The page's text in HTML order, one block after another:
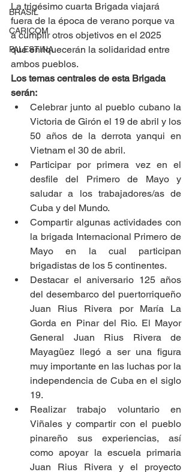
BRASIL
CARICOM
PALESTINA
La trigésimo cuarta Brigada viajará
fuera de la época de verano porque va
a cumplir otros objetivos en el 2025
que enriquecerán la solidaridad entre
ambos pueblos.
Los temas centrales de esta Brigada
serán:
Celebrar junto al pueblo cubano la
Victoria de Girón el 19 de abril y los
50 años de la derrota yanqui en
Vietnam el 30 de abril.
Participar por primera vez en el
desfile del Primero de Mayo y
saludar a los trabajadores/as de
Cuba y del Mundo.
Compartir algunas actividades con
la brigada Internacional Primero de
Mayo en la cual participan
brigadistas de los 5 continentes.
Destacar el aniversario 125 años
del desembarco del puertorriqueño
Juan Rius Rivera por María La
Gorda en Pinar del Rio. El Mayor
General Juan Rius Rivera de
Mayagüez llegó a ser una figura
muy importante en las luchas por la
independencia de Cuba en el siglo
19.
Realizar trabajo voluntario en
Viñales y compartir con el pueblo
pinareño sus experiencias, así
como apoyar la escuela primaria
Juan Rius Rivera y el proyecto